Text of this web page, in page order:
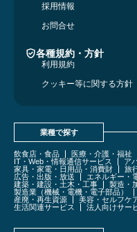
採用情報
お問合せ
各種規約・方針
利用規約
クッキー等に関する方針
業種で探す
飲食店・食品 医療・介護・福祉
IT・Web・情報通信サービス
ア
家具・家電・日用品・消費財
旅
広告・出版・放送
エネルギー・
建築・建設・土木・工事
製造・
製造業（機械・電機・電子部品）
産廃・再生資源
美容・セルフケ
生活関連サービス
法人向けサー